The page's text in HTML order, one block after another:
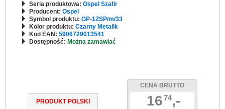
Seria produktowa: Ospel Szafir
Producent: Ospel
Symbol produktu: GP-1ZSP/m/33
Kolor produktu: Czarny Metalik
Kod EAN: 5906729013541
Dostępność: Można zamawiać
PRODUKT POLSKI
CENA BRUTTO
1674,-